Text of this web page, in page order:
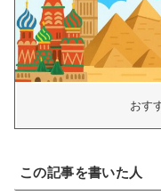
おす
この記事を書いた人